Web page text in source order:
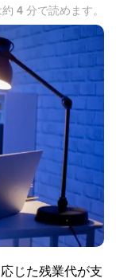
約 4 分で読めます。
じた残業代が支